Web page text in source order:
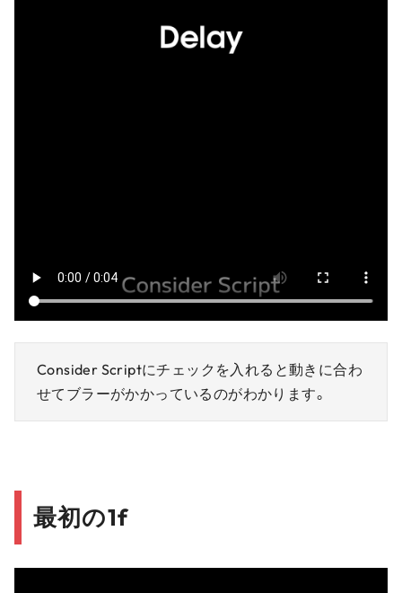
Consider Scriptにチェックを入れると動きに合わ
せてブラーがかかっているのがわかります。
最初の1f